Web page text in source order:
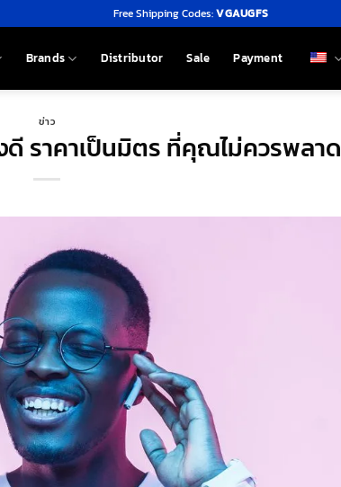
Free Shipping Codes:VGAUGFS
Brands Distributor Sale Payment
ข่าว
ราคาเป็นมิตร ที่คุณไม่ควรพลาด